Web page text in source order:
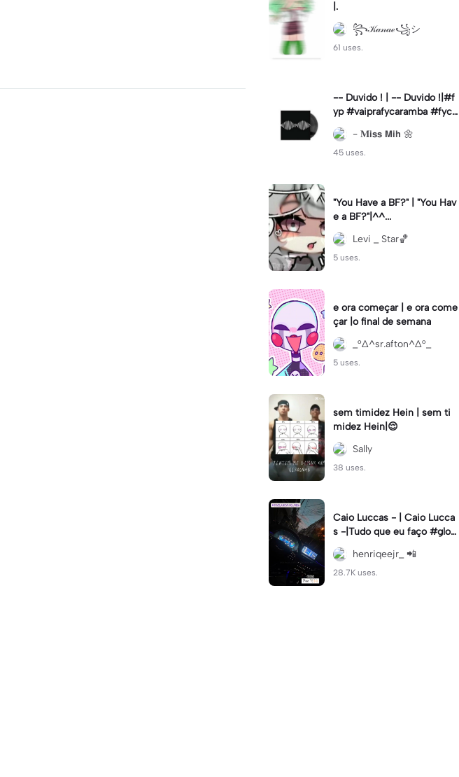
|.
꧂𝒦𝒶𝓃𝒶ℯ꧁シ
61 uses.
-- Duvido ! | -- Duvido !|#f
yp #vaiprafycaramba #fyca
pcut #viral
- 𝐌𝗶𝘀𝘀 𝗠𝗶𝗵 🌼
45 uses.
"You Have a BF?" | "You Hav
e a BF?"|^^...
Levi _ Star🏀
5 uses.
e ora começar | e ora come
çar |o final de semana
_°∆^sr.afton^∆°_
5 uses.
sem timidez Hein | sem ti
midez Hein|😌
Sally
38 uses.
Caio Luccas - | Caio Lucca
s -|Tudo que eu faço #glow
up#caioluccas#tipografia#l
yricshenriqeejr_ 📲
28.7K uses.